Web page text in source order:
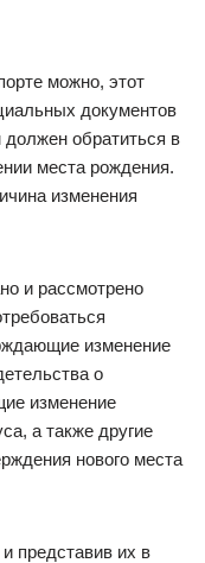
можно, этот
документов
обратиться в
места рождения.
изменения
и рассмотрено
изменение
о
изменение
а также другие
нового места
представив их в